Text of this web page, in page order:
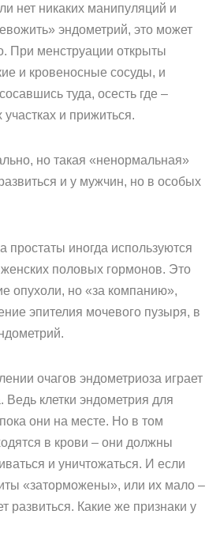
нет никаких манипуляций и
эндометрий, это может
При менструации открыты
и кровеносные сосуды, и
туда, осесть где –
и прижиться.
но такая «ненормальная»
и у мужчин, но в особых
простаты иногда используются
половых гормонов. Это
опухоли, но «за компанию»,
эпителия мочевого пузыря, в
очагов эндометриоза играет
Ведь клетки эндометрия для
они на месте. Но в том
в крови – они должны
и уничтожаться. И если
«заторможены», или их мало –
развиться. Какие же признаки у